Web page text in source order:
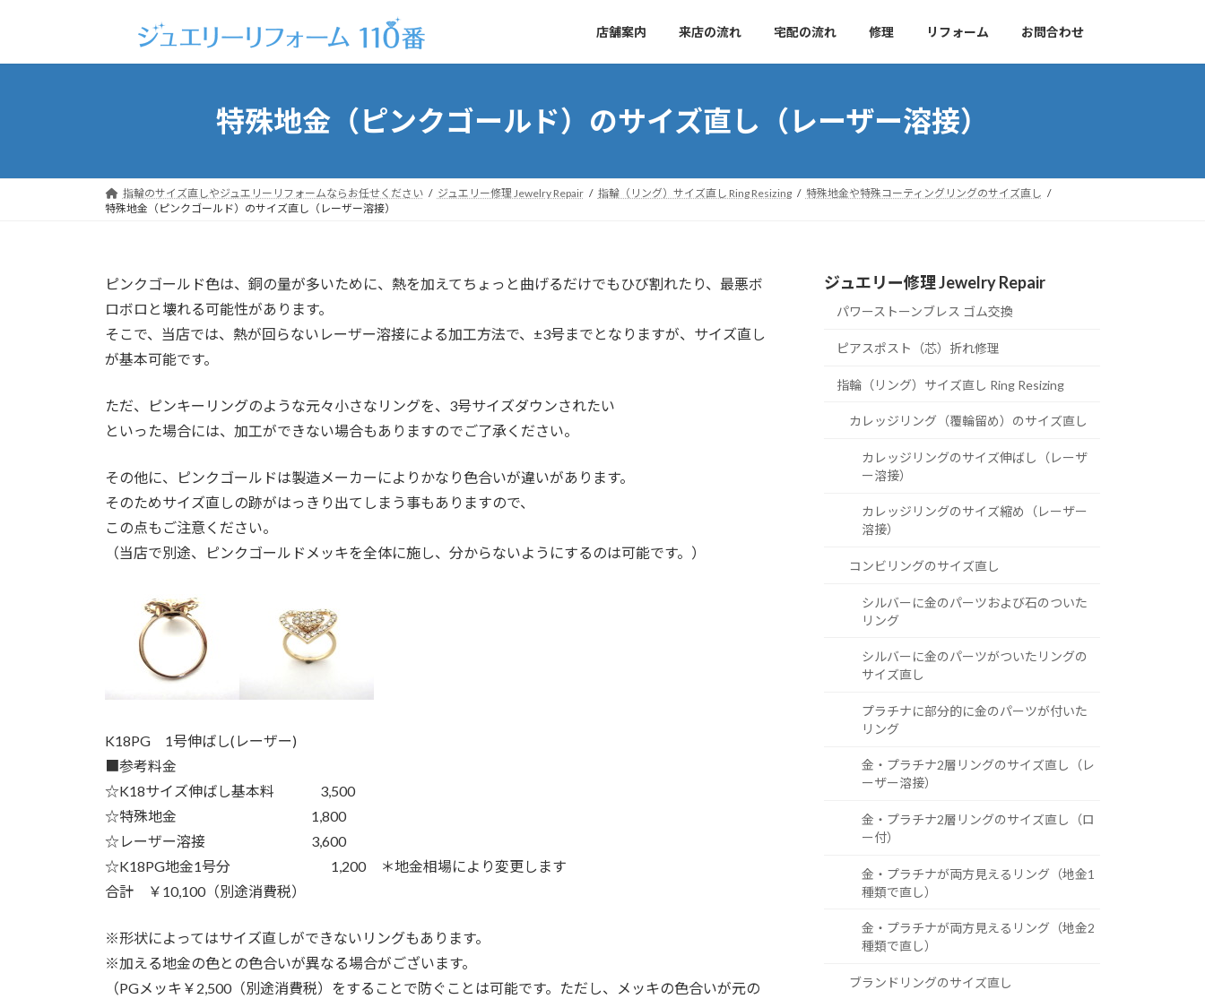
ッ
移
店舗案内 来店の流れ 宅配の流れ 修理 リフォーム お問合わせ
特殊地金（ピンクゴールド）のサイズ直し（レーザー溶接）
指輪のサイズ直しやジュエリーリフォームならお任せください ジュエリー修理 Jewelry Repair 指輪（リング）サイズ直し Ring Resizing
特殊地金や特殊コーティングリングのサイズ直し
特殊地金（ピンクゴールド）のサイズ直し（レーザー溶接）
ピンクゴールド色は、銅の量が多いために、熱を加えてちょっと曲げるだけでもひび割れたり、最悪ボ
ロボロと壊れる可能性があります。
そこで、当店では、熱が回らないレーザー溶接による加工方法で、±3号までとなりますが、サイズ直し
が基本可能です。
ただ、ピンキーリングのような元々小さなリングを、3号サイズダウンされたい
といった場合には、加工ができない場合もありますのでご了承ください。
その他に、ピンクゴールドは製造メーカーによりかなり色合いが違いがあります。
そのためサイズ直しの跡がはっきり出てしまう事もありますので、
この点もご注意ください。
（当店で別途、ピンクゴールドメッキを全体に施し、分からないようにするのは可能です。）
K18PG 1号伸ばし(レーザー)
■参考料金
☆K18サイズ伸ばし基本料 3,500
☆特殊地金 1,800
☆レーザー溶接 3,600
☆K18PG地金1号分 1,200 ＊地金相場により変更します
合計 ￥10,100（別途消費税）
※形状によってはサイズ直しができないリングもあります。
※加える地金の色との色合いが異なる場合がございます。
（PGメッキ￥2,500（別途消費税）をすることで防ぐことは可能です。ただし、メッキの色合いが元の
ジュエリー修理 Jewelry Repair
パワーストーンブレス ゴム交換
ピアスポスト（芯）折れ修理
指輪（リング）サイズ直し Ring Resizing
カレッジリング（覆輪留め）のサイズ直し
カレッジリングのサイズ伸ばし（レーザ
ー溶接）
カレッジリングのサイズ縮め（レーザー
溶接）
コンビリングのサイズ直し
シルバーに金のパーツおよび石のついた
リング
シルバーに金のパーツがついたリングの
サイズ直し
プラチナに部分的に金のパーツが付いた
リング
金・プラチナ2層リングのサイズ直し（レ
ーザー溶接）
金・プラチナ2層リングのサイズ直し（ロ
ー付）
金・プラチナが両方見えるリング（地金1
種類で直し）
金・プラチナが両方見えるリング（地金2
種類で直し）
ブランドリングのサイズ直し